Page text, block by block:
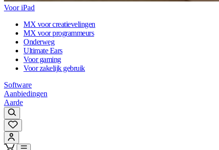
Voor iPad
MX voor creatievelingen
MX voor programmeurs
Onderweg
Ultimate Ears
Voor gaming
Voor zakelijk gebruik
Software
Aanbiedingen
Aarde